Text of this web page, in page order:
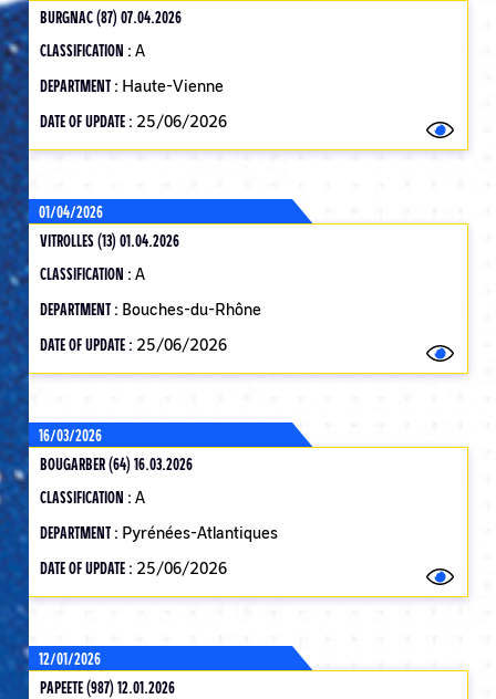
BURGNAC (87) 07.04.2026
CLASSIFICATION : A
DEPARTMENT : Haute-Vienne
DATE OF UPDATE : 25/06/2026
01/04/2026
VITROLLES (13) 01.04.2026
CLASSIFICATION : A
DEPARTMENT : Bouches-du-Rhône
DATE OF UPDATE : 25/06/2026
16/03/2026
BOUGARBER (64) 16.03.2026
CLASSIFICATION : A
DEPARTMENT : Pyrénées-Atlantiques
DATE OF UPDATE : 25/06/2026
12/01/2026
PAPEETE (987) 12.01.2026